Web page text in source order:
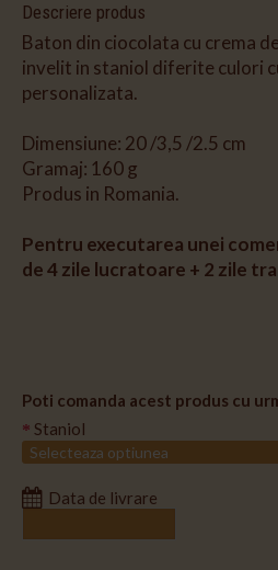
Descriere produs
Baton din ciocolata cu crema
invelit in staniol diferite culori
personalizata.
Dimensiune: 20 /3,5 /2.5 cm
Gramaj: 160 g
Produs in Romania.
Pentru executarea unei
de 4 zile lucratoare + 2 zile
Poti comanda acest produs cu
Staniol
Data de livrare